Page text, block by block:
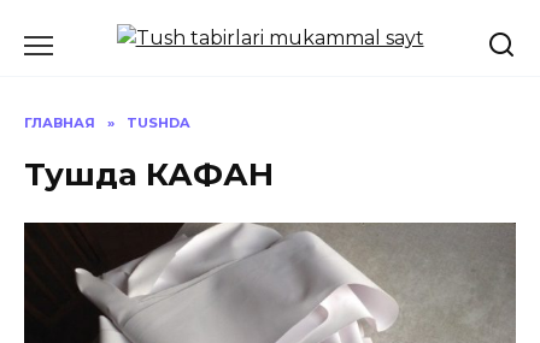
ГЛАВНАЯ » TUSHDA
Тушда КАФАН